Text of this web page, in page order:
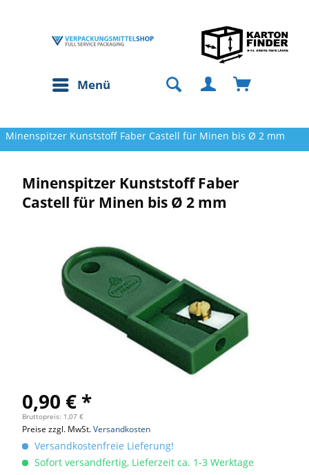
Menü
Minenspitzer Kunststoff Faber Castell für Minen bis Ø 2 mm
Minenspitzer Kunststoff Faber
Castell für Minen bis Ø 2 mm
0,90 € *
Bruttopreis: 1,07 €
Preise zzgl. MwSt.Versandkosten
Versandkostenfreie Lieferung!
Sofort versandfertig, Lieferzeit ca. 1-3 Werktage